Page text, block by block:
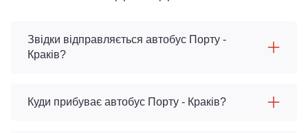
Звідки відправляється автобус Порту -
Краків?
Куди прибуває автобус Порту - Краків?